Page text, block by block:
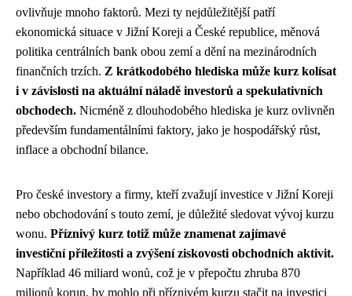
ovlivňuje mnoho faktorů. Mezi ty nejdůležitější patří
ekonomická situace v Jižní Koreji a České republice, měnová
politika centrálních bank obou zemí a dění na mezinárodních
finančních trzích. Z krátkodobého hlediska může kurz kolísat
i v závislosti na aktuální náladě investorů a spekulativních
obchodech. Nicméně z dlouhodobého hlediska je kurz ovlivněn
především fundamentálními faktory, jako je hospodářský růst,
inflace a obchodní bilance.
Pro české investory a firmy, kteří zvažují investice v Jižní Koreji
nebo obchodování s touto zemí, je důležité sledovat vývoj kurzu
wonu. Příznivý kurz totiž může znamenat zajímavé
investiční příležitosti a zvýšení ziskovosti obchodních aktivit.
Například 46 miliard wonů, což je v přepočtu zhruba 870
milionů korun, by mohlo při příznivém kurzu stačit na investici